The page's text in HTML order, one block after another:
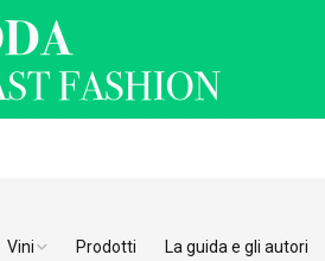
Vini Prodotti La guida e gli autori